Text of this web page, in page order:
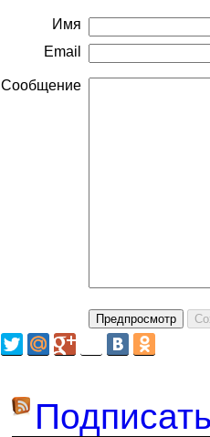
Имя
Email
Сообщение